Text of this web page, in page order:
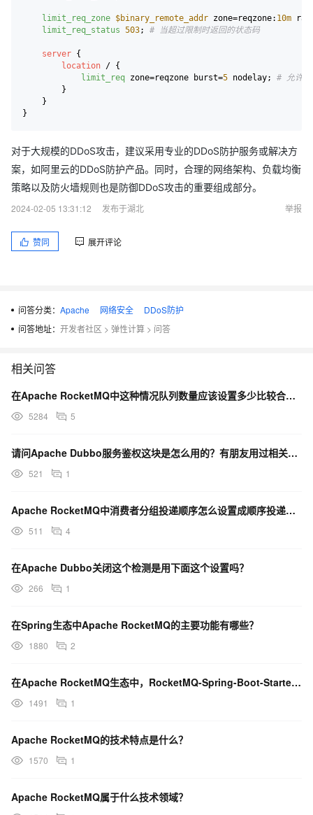
limit_req_zone $binary_remote_addr zone=reqzone: 10m
limit_req_status 503; # 当超过限制时返回的状态码
server {
location / {
limit_req zone=reqzone burst=5 nodelay; # 允许突
        }
    }
对于大规模的DDoS攻击，建议采用专业的DDoS防护服务或解决方
案，如阿里云的DDoS防护产品。同时，合理的网络架构、负载均衡
策略以及防火墙规则也是防御DDoS攻击的重要组成部分。
2024-02-05 13:31:12
发布于湖北 举报
赞同 展开评论
问答分类： Apache 网络安全
DDoS防护
问答地址： 开发者社区 > 弹性计算 > 问答
相关问答
在Apache RocketMQ中这种情况队列数量应该设置多少比较合理呢？
5284 5
请问Apache Dubbo服务鉴权这块是怎么用的？有朋友用过相关的设置吗？
521 1
Apache RocketMQ中消费者分组投递顺序怎么设置成顺序投递呢？我试验顺序消费到时候，消费分
511 4
在Apache Dubbo关闭这个检测是用下面这个设置吗？
266 1
在Spring生态中Apache RocketMQ的主要功能有哪些？
1880 2
在Apache RocketMQ生态中，RocketMQ-Spring-Boot-Starter的作
1491 1
Apache RocketMQ的技术特点是什么？
1570 1
Apache RocketMQ属于什么技术领域？